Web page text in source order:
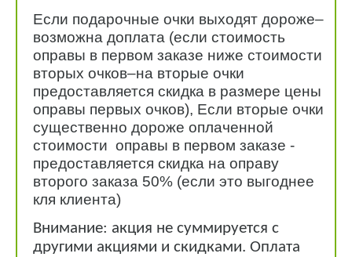
Если подарочные очки выходят дороже–
возможна доплата (если стоимость
оправы в первом заказе ниже стоимости
вторых очков–на вторые очки
предоставляется скидка в размере цены
оправы первых очков), Если вторые очки
существенно дороже оплаченной
стоимости оправы в первом заказе -
предоставляется скидка на оправу
второго заказа 50% (если это выгоднее
кля клиента)
Внимание: акция не суммируется с
другими акциями и скидками. Оплата